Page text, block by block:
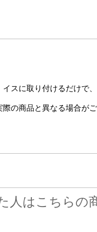
スに取り付けるだけで
の商品と異なる場合がご
人はこちらの